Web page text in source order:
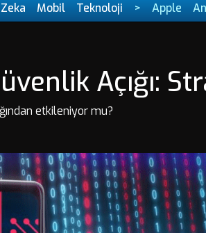
Mobil Teknoloji > Apple
Açığı:
etkileniyor mu?